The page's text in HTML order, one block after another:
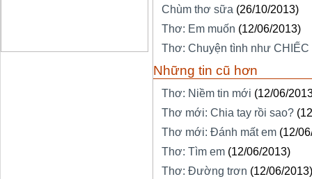
Chùm thơ sữa (26/10/2013)
Thơ: Em muốn (12/06/2013)
Thơ: Chuyện tình như CHIẾC
Những tin cũ hơn
Thơ: Niềm tin mới (12/06/
Thơ mới: Chia tay rồi sao?
Thơ mới: Đánh mất em (12/
Thơ: Tìm em (12/06/2013)
Thơ: Đường trơn (12/06/2013)